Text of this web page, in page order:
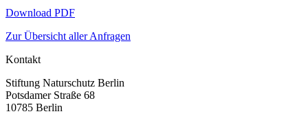
Download PDF
Zur Übersicht aller Anfragen
Kontakt
Stiftung Naturschutz Berlin
Potsdamer Straße 68
10785 Berlin